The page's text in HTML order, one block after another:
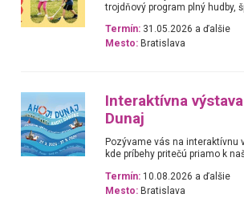
trojdňový program plný hudby,
Termín: 31.05.2026 a ďalšie
Mesto: Bratislava
Interaktívna
Dunaj
Pozývame vás na interaktívnu
kde príbehy pritečú priamo k
Termín: 10.08.2026 a ďalšie
Mesto: Bratislava